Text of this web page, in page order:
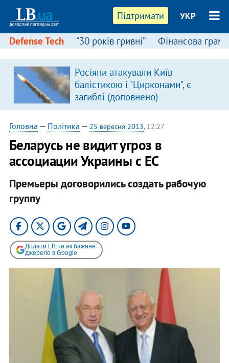
Підтримати УКР
Defense Tech “30 років гривні” Фінансова
Росіяни атакували Київ
балістикою і "Цирконами", є
загиблі (доповнено)
Головна — Політика — 25 вересня 2013, 12:27
Беларусь не видит угроз в
ассоциации Украины с ЕС
Премьеры договорились создать рабочую
группу
Додати LB.ua як бажане
джерело в Google